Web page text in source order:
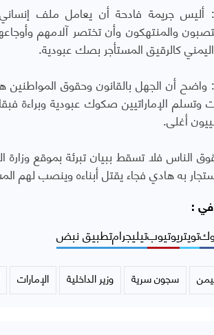
أليس جريمة فادحة أن يعامل ملف
والمنتهكون وأن تختصر آلامهم
كالرقيق المستأجر بصك عبودية.
واضح أن الجهل بالقانون وحقوق
وتسلم الإماراتيين صكوك عبودية
أغلى.
الناس فلا تسقط ببيان تبرئة بموقع وزارة
به هادي فجاء يقتل أبناءه وينصب
في :
تويتريوتيوبتيليجرامتطبيق نبض
سجون سرية وزير الداخلية الإمارات